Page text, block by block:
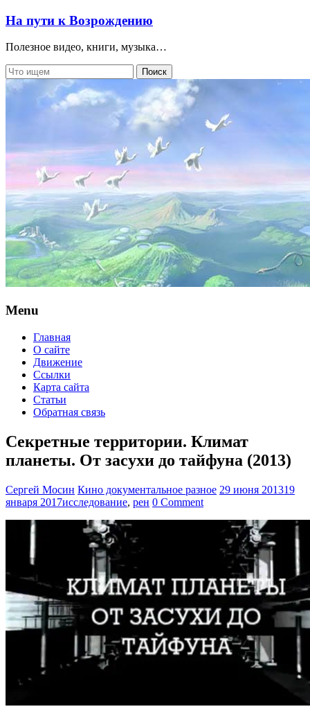
На пути к Возрождению
Полезное видео, книги, музыка…
Menu
Главная
О сайте
Движение
Ссылки
Карта сайта
Статьи
Обратная связь
Секретные территории. Климат
планеты. От засухи до тайфуна (2013)
Сергей Мосин Кино документальное разное 29 июня 201319
января 2017исследование, рен 0 Comment